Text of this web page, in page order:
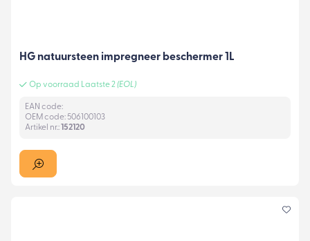
HG natuursteen impregneer beschermer 1L
Op voorraad Laatste 2 (EOL)
EAN code:
OEM code: 506100103
Artikel nr.:152120